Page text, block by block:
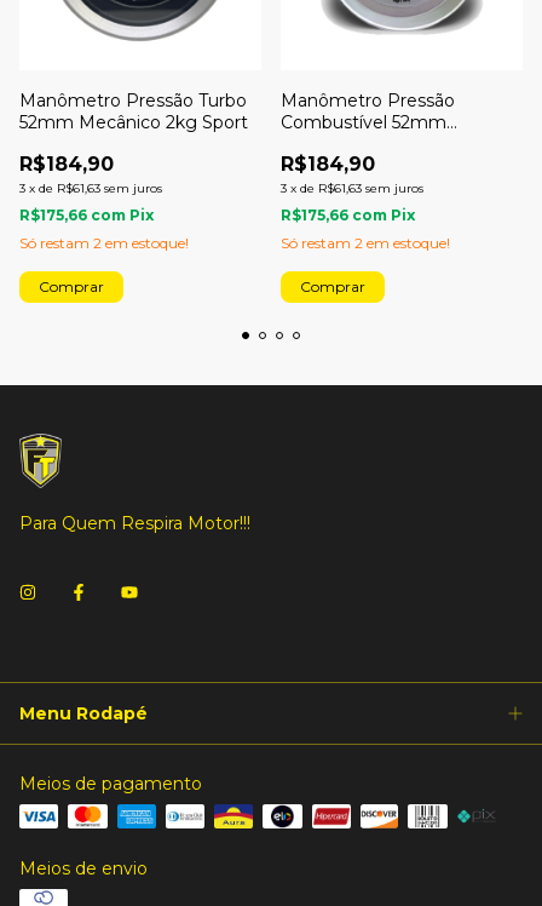
Manômetro Pressão Turbo
52mm Mecânico 2kg Sport
R$184,90
3 x de R$61,63 sem juros
R$175,66 com Pix
Só restam 2 em estoque!
Manômetro Pressão
Combustível 52mm
R$184,90
3 x de R$61,63 sem juros
R$175,66 com Pix
Só restam 2 em estoque!
Para Quem Respira Motor!!!
Menu Rodapé
Meios de pagamento
Meios de envio